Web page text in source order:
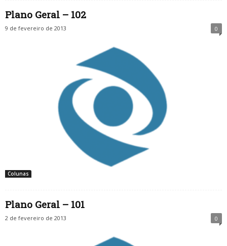
Plano Geral – 102
9 de fevereiro de 2013 0
Colunas
Plano Geral – 101
2 de fevereiro de 2013 0